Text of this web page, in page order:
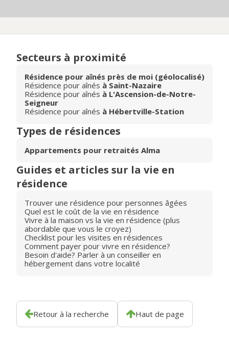
Secteurs à proximité
Résidence pour aînés près de moi (géolocalisé)
Résidence pour aînés à Saint-Nazaire
Résidence pour aînés à L'Ascension-de-Notre-
Seigneur
Résidence pour aînés à Hébertville-Station
Types de résidences
Appartements pour retraités Alma
Guides et articles sur la vie en
résidence
Trouver une résidence pour personnes âgées
Quel est le coût de la vie en résidence
Vivre à la maison vs la vie en résidence (plus
abordable que vous le croyez)
Checklist pour les visites en résidences
Comment payer pour vivre en résidence?
Besoin d'aide? Parler à un conseiller en
hébergement dans votre localité
Retour à la recherche Haut de page